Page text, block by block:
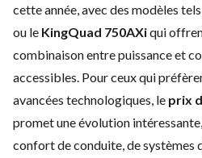
cette année, avec des modèles
ou le KingQuad 750AXiqui
combinaison entre puissance et
accessibles. Pour ceux qui
avancées technologiques, le prix
promet une évolution
confort de conduite, de systèmes